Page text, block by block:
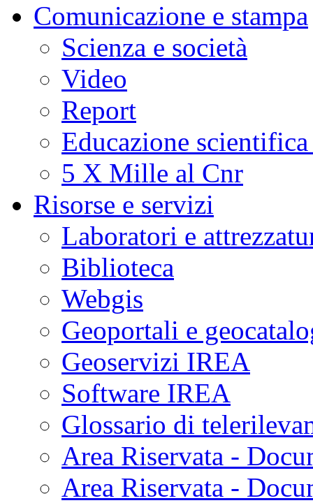
Comunicazione e stampa
Scienza e società
Video
Report
Educazione
5 X Mille al Cnr
Risorse e servizi
Laboratori e
Biblioteca
Webgis
Geoportali e
Geoservizi IREA
Software IREA
Glossario di
Area Riservata -
Area Riservata -